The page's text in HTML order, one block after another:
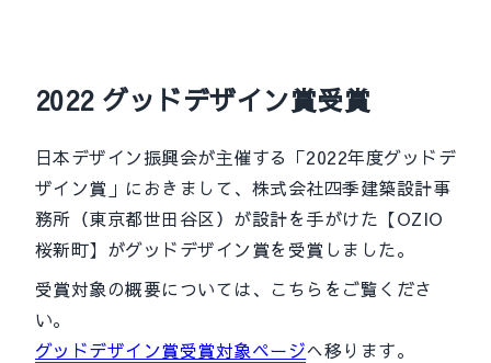
2022 グッドデザイン賞受賞
日本デザイン振興会が主催する「2022年度グッドデ
ザイン賞」におきまして、株式会社四季建築設計事
務所（東京都世田谷区）が設計を手がけた【OZIO
桜新町】がグッドデザイン賞を受賞しました。
受賞対象の概要については、こちらをご覧くださ
い。
グッドデザイン賞受賞対象ページへ移ります。